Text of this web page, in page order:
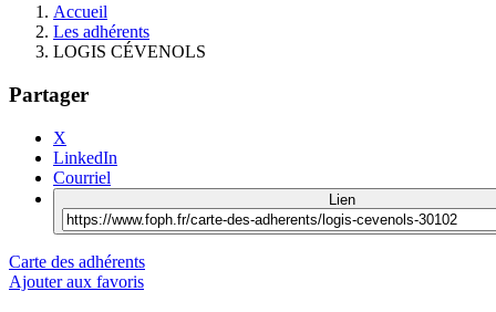
Accueil
Les adhérents
LOGIS CÉVENOLS
Partager
X
LinkedIn
Courriel
Lien
Carte des adhérents
Ajouter aux favoris